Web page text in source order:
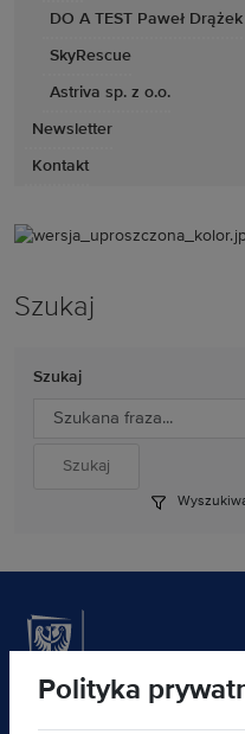
DO A TEST Paweł Drążek
SkyRescue
Astriva sp. z o.o.
Newsletter
Kontakt
Szukaj
Szukaj
Polityka